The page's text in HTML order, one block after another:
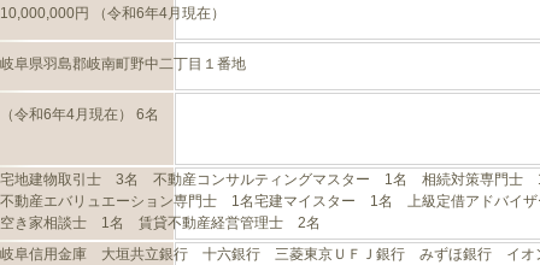
10,000,000円 （令和6年4月現在）
岐阜県羽島郡岐南町野中二丁目１番地
（令和6年4月現在） 6名
宅地建物取引士 3名 不動産コンサルティングマスター 1名 相続対策専門士
不動産エバリュエーション専門士 1名宅建マイスター 1名 上級定借アドバ
空き家相談士 1名 賃貸不動産経営管理士 2名
岐阜信用金庫 大垣共立銀行 十六銀行 三菱東京ＵＦＪ銀行 みずほ銀行 イオ